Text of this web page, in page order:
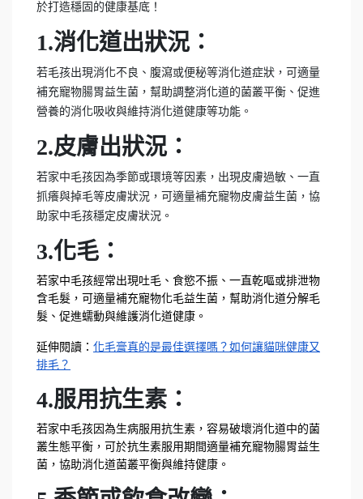
於打造穩固的健康基底！
1.消化道出狀況：
若毛孩出現消化不良、腹瀉或便秘等消化道症狀，可適量
補充寵物腸胃益生菌，幫助調整消化道的菌叢平衡、促進
營養的消化吸收與維持消化道健康等功能。
2.皮膚出狀況：
若家中毛孩因為季節或環境等因素，出現皮膚過敏、一直
抓癢與掉毛等皮膚狀況，可適量補充寵物皮膚益生菌，協
助家中毛孩穩定皮膚狀況。
3.化毛：
若家中毛孩經常出現吐毛、食慾不振、一直乾嘔或排泄物
含毛髮，可適量補充寵物化毛益生菌，幫助消化道分解毛
髮、促進蠕動與維護消化道健康。
延伸閱讀： 化毛膏真的是最佳選擇嗎？如何讓貓咪健康又
排毛？
4.服用抗生素：
若家中毛孩因為生病服用抗生素，容易破壞消化道中的菌
叢生態平衡，可於抗生素服用期間適量補充寵物腸胃益生
菌，協助消化道菌叢平衡與維持健康。